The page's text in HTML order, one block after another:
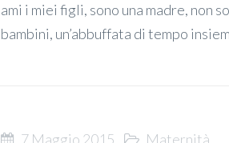
ami i miei figli, sono una madre, non
bambini, un’abbuffata di tempo
7 Maggio 2015 Maternità